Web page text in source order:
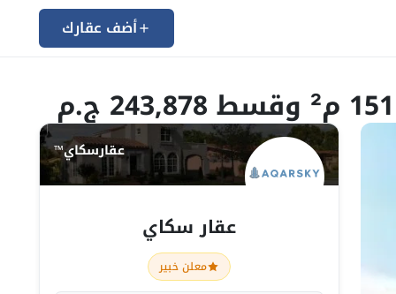
أضف عقارك
عقارسكاي™
عقار سكاي
معلن خبير